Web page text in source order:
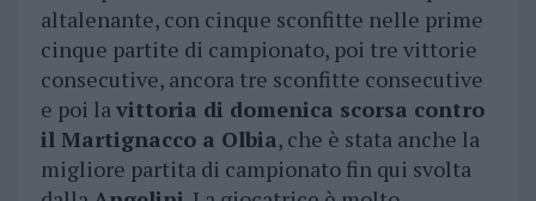
altalenante, con cinque sconfitte nelle prime
cinque partite di campionato, poi tre vittorie
consecutive, ancora tre sconfitte consecutive
e poi lavittoria di domenica scorsa contro
il Martignacco a Olbia, che è stata anche la
migliore partita di campionato fin qui svolta